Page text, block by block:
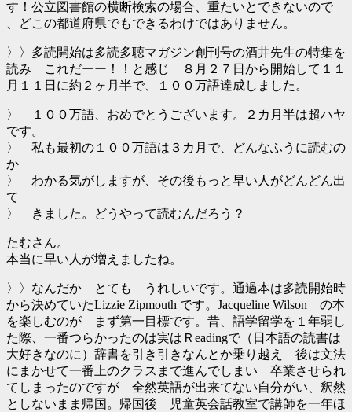
す！公立図書館の横断検索の場合、重たいとできないので
、どこの都道府県でもできるわけではありません。
〉〉多読開始は多読多聴マガジン創刊号の酒井先生の特集を
読み これだーー！！と感じ ８月２７日から開始して１１
月１１日に約２ヶ月半で、１００万語達成しました。
〉 １００万語、おめでとうございます。２カ月半は超ハヤ
です。
〉 私も最初の１００万語は３カ月で、どんなふうに読むの
か
〉 わかる気がしますが、その後もっと早い人がどんどん出
て
〉 きました。どうやって読むんだろう？
たむさん。
本当に早い人が増えましたね。
〉〉なんだか とても うれしいです。通過本は多読開始時
から決めていたLizzie Zipmouth です。Jacqueline Wilson の本
を楽しむのが まず第一目標です。昔、語学留学を１年弱し
た際、一番つらかったのは実はＲeadingで（日本語の読書は
大好きなのに）辞書を引き引きなんとか乗り越え 後は文法
にまかせて一番上のクラスまで進んでしまい 卒業させられ
てしまったのですが 全然英語が出来てない自分がい、釈然
としないまま帰国。帰国後 児童英会話教室で講師を一年ほ